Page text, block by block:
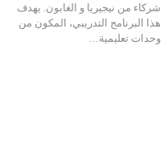
شركاء من نيجيريا و الغابون. يهدف
هذا البرنامج التدريبي، المكون من
وحدات تعليمية…